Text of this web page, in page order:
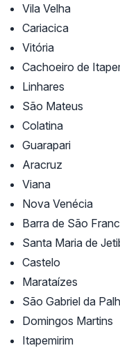
Vila Velha
Cariacica
Vitória
Cachoeiro de
Linhares
São Mateus
Colatina
Guarapari
Aracruz
Viana
Nova Venécia
Barra de São
Santa Maria de
Castelo
Marataízes
São Gabriel da
Domingos Martins
Itapemirim